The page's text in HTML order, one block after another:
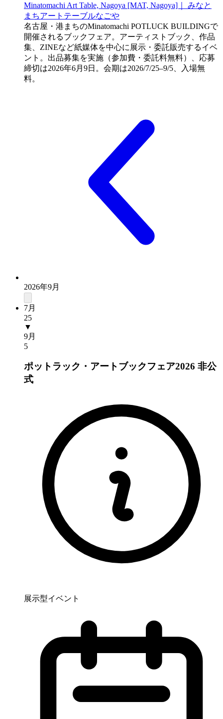
Minatomachi Art Table, Nagoya [MAT, Nagoya]｜ みなと
まちアートテーブルなごや
名古屋・港まちのMinatomachi POTLUCK BUILDINGで
開催されるブックフェア。アーティストブック、作品
集、ZINEなど紙媒体を中心に展示・委託販売するイベ
ント。出品募集を実施（参加費・委託料無料）、応募
締切は2026年6月9日。会期は2026/7/25–9/5、入場無
料。
2026年9月
7月
25
▼
9月
5
ポットラック・アートブックフェア2026 非公
式
展示型イベント